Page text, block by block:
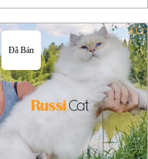
Đã Bán